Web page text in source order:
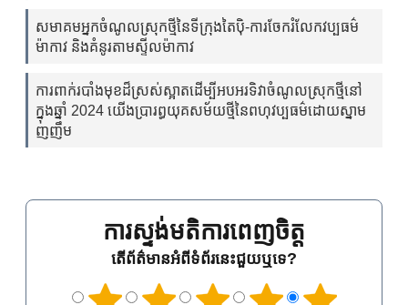
សមាគមអ្នកចំណូលស្រុកថ្មីនៃទីក្រុងតៃប៉ិ-ការចែករំលែកវប្បធម៌
ម៉ាកាវ និងគំនូរតាមស្ទីលម៉ាកាវ
ការពាក់របាំងមុខដ៏ស្រស់ស្អាតដើម្បីអបអរទិវាចំណូលស្រុកថ្មីនៅ
ក្នុងឆ្នាំ 2024 យើងប្រារព្ធយុគសម័យថ្មីនៃពហុវប្បធម៌ដោយស្នាម
ញញឹម
ការស្ទង់មតិការពេញចិត្ត
តើព័ត៌មានអំពីទំព័រនេះជួយឬទេ?